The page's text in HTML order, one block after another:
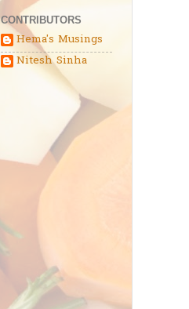
CONTRIBUTORS
Hema's Musings
Nitesh Sinha